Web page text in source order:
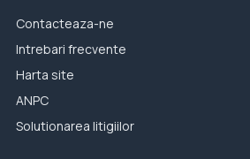
Contacteaza-ne
Intrebari frecvente
Harta site
ANPC
Solutionarea litigiilor